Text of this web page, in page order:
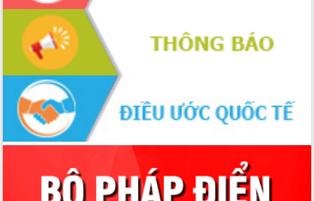
Đắk Lắk nâng cao hiệu quả công tác
Đảng từ Sổ tay đảng viên điện tử
Đắk Lắk đẩy mạnh nuôi biển công
nghệ, hướng tới phát triển thủy sản
bền vững
Tập huấn nâng cao năng lực triển khai
chuyển đổi số cho cán bộ, công chức
cấp xã
Đắk Lắk phát động hưởng ứng Ngày
Quyền của người tiêu dùng Việt Nam
Đẩy mạnh cải cách hành chính, quyết
tâm đạt được mục tiêu tăng trưởng